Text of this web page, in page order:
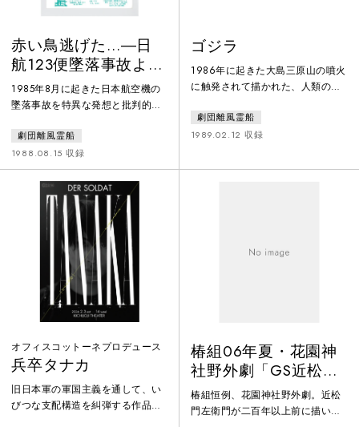
赤い鳥逃げた…―日
航123便墜落事故より
―
1985年8月に起きた日本航空機の
墜落事故を特異な発想と批判的な
いを込めた作品。初演は1986年。
家族が夢中になって見入るテレビ
から、インタビューから逃れて事
故の生存者であるCAが飛び出して
くる場面を皮切りに、日航がコマ
ーシャル界に復帰する撮影現場な
ど、虚実の間をぬう奇想なドラマ
が展開。やがて現代の表層的な戯
画である茶の間の光景が、事故で
失われた人々のかけがえのない生
劇団離風霊船
1988.08.15 収録
ゴジラ
1986年に起きた大島三原山の噴火
に触発されて描かれた、人類の暴
が、人間の可憐な少女に恋をする
という育奇想天外な恋物語。怪獣
じ、観客との共同幻想で、舞台に
へ下への大騒ぎ。しかしそこに現
劇団離風霊船
1989.02.12 収録
オフィスコットーネプロデュース
兵卒タナカ
旧日本軍の軍国主義を通して、い
びつな支配構造を糾弾する作品。
椿組06年夏・花園神
社野外劇「GS近松商
店」
椿組恒例、花園神社野外劇。近松
門左衛門が二百年以上前に描いた